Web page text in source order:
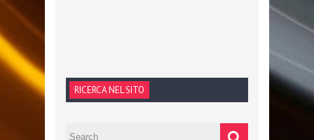
RICERCA NEL SITO